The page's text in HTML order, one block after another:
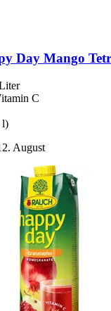
Day Mango
C
l)
August